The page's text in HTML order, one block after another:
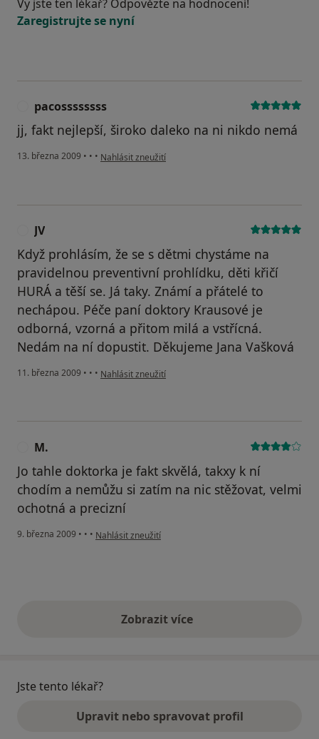
Vy jste ten lékař? Odpovězte na hodnocení!
Zaregistrujte se nyní
pacossssssss
jj, fakt nejlepší, široko daleko na ni nikdo nemá
13. března 2009 • • • podle názoru uživatele pacossssssss
Nahlásit zneužití
JV
Když prohlásím, že se s dětmi chystáme na
pravidelnou preventivní prohlídku, děti křičí
HURÁ a těší se. Já taky. Známí a přátelé to
nechápou. Péče paní doktory Krausové je
odborná, vzorná a přitom milá a vstřícná.
Nedám na ní dopustit. Děkujeme Jana Vašková
11. března 2009 • • • podle názoru uživatele JV
Nahlásit zneužití
M.
Jo tahle doktorka je fakt skvělá, takxy k ní
chodím a nemůžu si zatím na nic stěžovat, velmi
ochotná a precizní
9. března 2009 • • • podle názoru uživatele M.
Nahlásit zneužití
Zobrazit vícevýše uvedené názory
Jste tento lékař?
Upravit nebo spravovat profil